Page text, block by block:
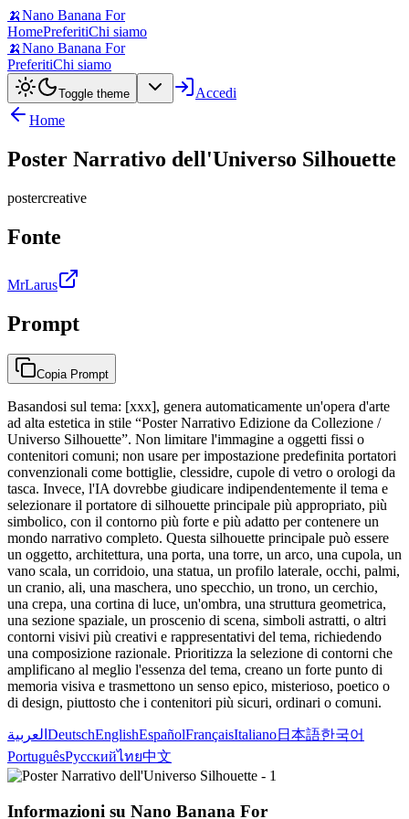
🍌Nano Banana For
HomePreferitiChi siamo
🍌Nano Banana For
PreferitiChi siamo
Toggle theme
Accedi
Home
Poster Narrativo dell'Universo Silhouette
postercreative
Fonte
MrLarus
Prompt
Copia Prompt
Basandosi sul tema: [xxx], genera automaticamente un'opera d'arte
ad alta estetica in stile “Poster Narrativo Edizione da Collezione /
Universo Silhouette”. Non limitare l'immagine a oggetti fissi o
contenitori comuni; non usare per impostazione predefinita portatori
convenzionali come bottiglie, clessidre, cupole di vetro o orologi da
tasca. Invece, l'IA dovrebbe giudicare indipendentemente il tema e
selezionare il portatore di silhouette principale più appropriato, più
simbolico, con il contorno più forte e più adatto per contenere un
mondo narrativo completo. Questa silhouette principale può essere
un oggetto, architettura, una porta, una torre, un arco, una cupola, un
vano scala, un corridoio, una statua, un profilo laterale, occhi, palmi,
un cranio, ali, una maschera, uno specchio, un trono, un cerchio,
una crepa, una cortina di luce, un'ombra, una struttura geometrica,
una sezione spaziale, un proscenio di scena, simboli astratti, o altri
contorni visivi più creativi e rappresentativi del tema, richiedendo
una composizione razionale. Prioritizza la selezione di contorni che
amplificano al meglio l'essenza del tema, creano un forte punto di
memoria visiva e trasmettono un senso epico, misterioso, poetico o
di design, piuttosto che i contenitori più sicuri, ordinari o comuni.
العربية DeutschEnglishEspañolFrançaisItaliano日本語한국어
PortuguêsРусскийไทย中文
Informazioni su Nano Banana For